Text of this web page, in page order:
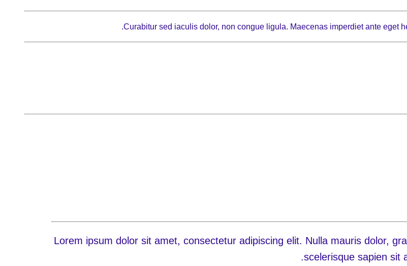
Curabitur sed iaculis dolor, non congue ligula. Maecenas imperdiet ante eget
Lorem ipsum dolor sit amet, consectetur adipiscing elit. Nulla mauris dolor,
scelerisque sapien sit